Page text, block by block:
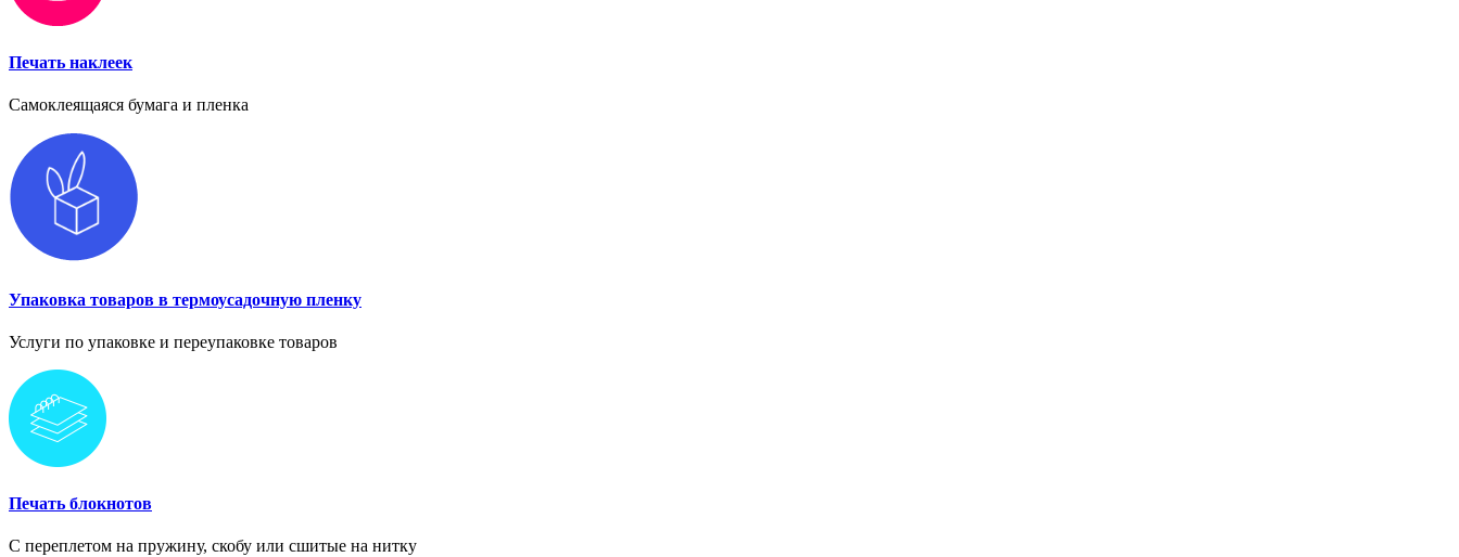
Печать наклеек
Самоклеящаяся бумага и пленка
Упаковка товаров в термоусадочную пленку
Услуги по упаковке и переупаковке товаров
Печать блокнотов
С переплетом на пружину, скобу или сшитые на нитку